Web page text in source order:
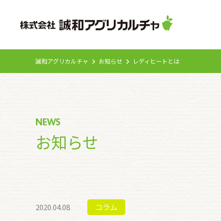
誠和アグリカルチャ お知らせ レディヒートとは
NEWS
お知らせ
2020.04.08 コラム